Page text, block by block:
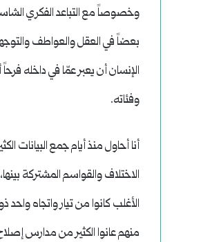
وخصوصاً مع التباعد الفكري
بعضاً في العقل والعواطف
الإنسان أن يعبر عمّا في داخله
وفئاته.
أنا أحاول منذ أيام جمع البيانات
الاختلاف والقواسم المشتركة
الأغلب كانوا من تيار واتجاه
منهم عانوا الكثير من مدارس